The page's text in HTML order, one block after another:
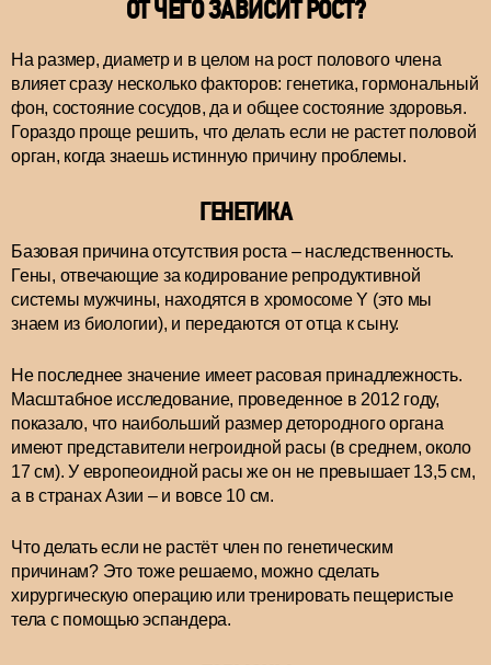
ОТ ЧЕГО ЗАВИСИТ РОСТ?
На размер, диаметр и в целом на рост полового члена
влияет сразу несколько факторов: генетика, гормональный
фон, состояние сосудов, да и общее состояние здоровья.
Гораздо проще решить, что делать если не растет половой
орган, когда знаешь истинную причину проблемы.
ГЕНЕТИКА
Базовая причина отсутствия роста – наследственность.
Гены, отвечающие за кодирование репродуктивной
системы мужчины, находятся в хромосоме Y (это мы
знаем из биологии), и передаются от отца к сыну.
Не последнее значение имеет расовая принадлежность.
Масштабное исследование, проведенное в 2012 году,
показало, что наибольший размер детородного органа
имеют представители негроидной расы (в среднем, около
17 см). У европеоидной расы же он не превышает 13,5 см,
а в странах Азии – и вовсе 10 см.
Что делать если не растёт член по генетическим
причинам? Это тоже решаемо, можно сделать
хирургическую операцию или тренировать пещеристые
тела с помощью эспандера.